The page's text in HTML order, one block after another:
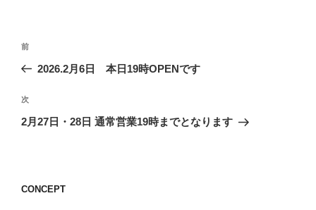
投
ナ
ビ
ゲ
ン
前
の
稿
前
2026.2月6日 本日19時OPENです
次
の
次
2月27日・28日 通常営業19時までとなります
CONCEPT